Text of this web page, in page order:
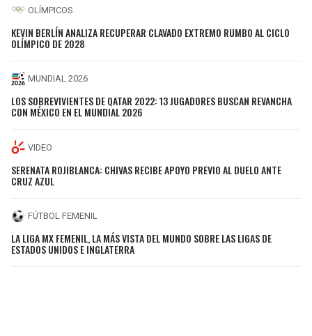
OLÍMPICOS
KEVIN BERLÍN ANALIZA RECUPERAR CLAVADO EXTREMO RUMBO AL CICLO
OLÍMPICO DE 2028
MUNDIAL 2026
LOS SOBREVIVIENTES DE QATAR 2022: 13 JUGADORES BUSCAN REVANCHA
CON MÉXICO EN EL MUNDIAL 2026
VIDEO
SERENATA ROJIBLANCA: CHIVAS RECIBE APOYO PREVIO AL DUELO ANTE
CRUZ AZUL
FÚTBOL FEMENIL
LA LIGA MX FEMENIL, LA MÁS VISTA DEL MUNDO SOBRE LAS LIGAS DE
ESTADOS UNIDOS E INGLATERRA